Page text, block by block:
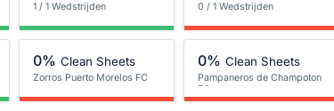
1 / 1 Wedstrijden 0 / 1 Wedstrijden
0% Clean Sheets
Zorros Puerto Morelos FC
0% Clean Sheets
Pampaneros de Champoton
FC